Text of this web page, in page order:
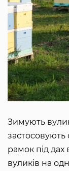
Зимують
застосовують
рамок під дах
вуликів на